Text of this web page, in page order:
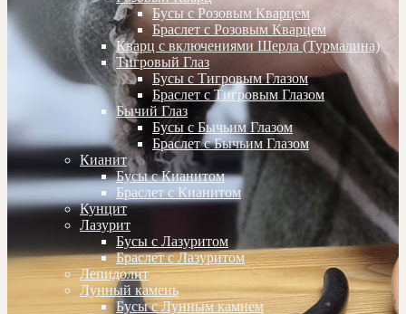
Бусы с Розовым Кварцем
Браслет с Розовым Кварцем
Кварц с включениями Шерла (Турмалина)
Тигровый Глаз
Бусы с Тигровым Глазом
Браслет с Тигровым Глазом
Бычий Глаз
Бусы с Бычьим Глазом
Браслет с Бычьим Глазом
Кианит
Бусы с Кианитом
Браслет с Кианитом
Кунцит
Лазурит
Бусы с Лазуритом
Браслет с Лазуритом
Лепидолит
Лунный камень
Бусы с Лунным камнем